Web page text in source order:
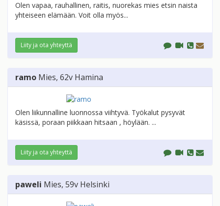
Olen vapaa, rauhallinen, raitis, nuorekas mies etsin naista
yhteiseen elämään. Voit olla myös...
Liity ja ota yhteyttä
ramo Mies, 62v Hamina
Olen liikunnalline luonnossa viihtyvä. Työkalut pysyvät
käsissä, poraan piikkaan hitsaan , höylään. ...
Liity ja ota yhteyttä
paweli Mies, 59v Helsinki